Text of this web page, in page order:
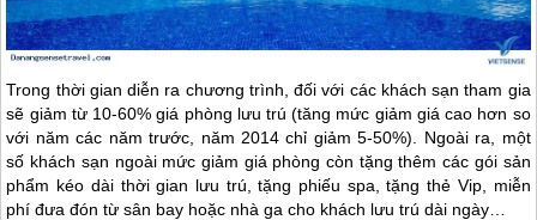
Trong thời gian diễn ra chương trình, đối với các khách sạn tham gia
sẽ giảm từ 10-60% giá phòng lưu trú (tăng mức giảm giá cao hơn so
với năm các năm trước, năm 2014 chỉ giảm 5-50%). Ngoài ra, một
số khách sạn ngoài mức giảm giá phòng còn tặng thêm các gói sản
phẩm kéo dài thời gian lưu trú, tặng phiếu spa, tặng thẻ Vip, miễn
phí đưa đón từ sân bay hoặc nhà ga cho khách lưu trú dài ngày…